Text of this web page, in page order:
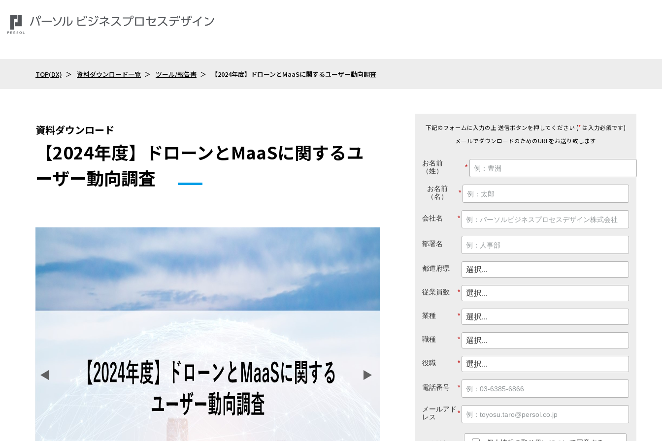
TOP(DX) 資料ダウンロード一覧 ツール/報告書 【2024年度】ドローンとMaaSに関するユーザー動向調査
資料ダウンロード
【2024年度】ドローンとMaaSに関するユ
ーザー動向調査
下記のフォームに入力の上 送信ボタンを押してください (* は入力必須です)
メールでダウンロードのためのURLをお送り致します
*
お名前
（姓）
*
お名前
（名）
*
会社名
部署名
都道府県
*
従業員数
*
業種
*
職種
*
役職
*
電話番号
*
メールアド
レス